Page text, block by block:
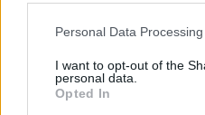
Please note that this website/
not limited to your visit or
grant or deny consent to
use your data for below
Personal Data
I want to opt-out of the
personal data.
Opted In
Οι δύο άνδρες θα
Υπουργών Εξωτερικών,
Χακάν Φιντάν και των